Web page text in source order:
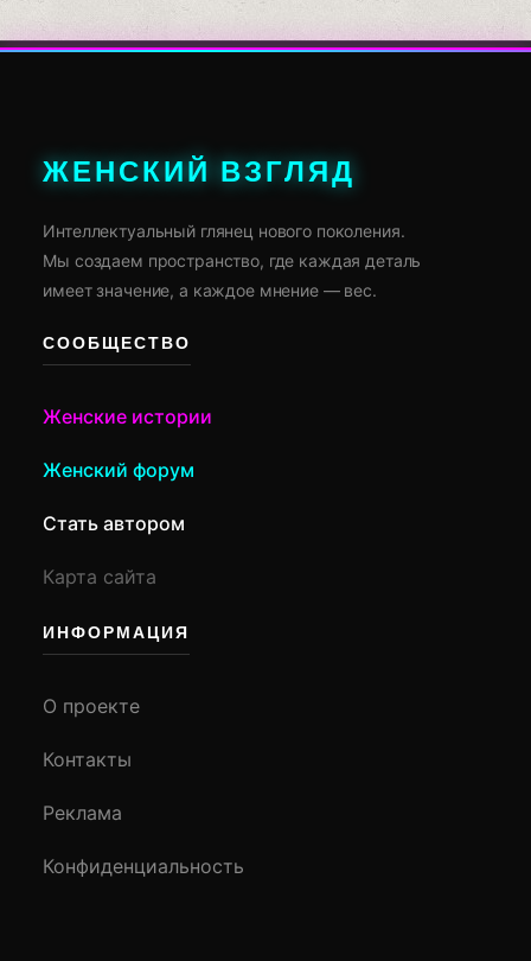
ЖЕНСКИЙ ВЗГЛЯД
Интеллектуальный глянец нового поколения.
Мы создаем пространство, где каждая деталь
имеет значение, а каждое мнение — вес.
СООБЩЕСТВО
Женские истории
Женский форум
Стать автором
Карта сайта
ИНФОРМАЦИЯ
О проекте
Контакты
Реклама
Конфиденциальность